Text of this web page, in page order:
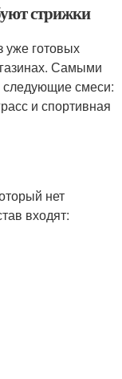
стрижки
уже готовых
Самыми
следующие смеси:
и спортивная
нет
входят: